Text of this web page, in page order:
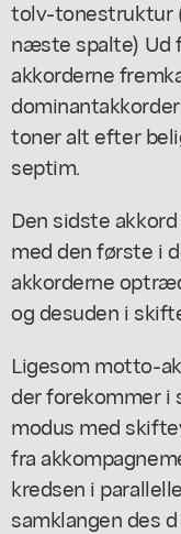
tolv-tonestruktur
næste spalte) Ud
akkorderne
toner alt efter
septim.
Den sidste
med den første i
akkorderne
og desuden i
Ligesom motto-
der forekommer i
modus med
fra
kredsen i
samklangen des d